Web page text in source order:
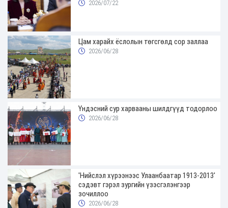
2026/07/22
Цам харайх ёслолын төгсгөлд сор заллаа
2026/06/28
Үндэсний сур харвааны шилдгүүд тодорлоо
2026/06/28
'Нийслэл хүрээнээс Улаанбаатар 1913-2013'
сэдэвт гэрэл зургийн үзэсгэлэнгээр
зочиллоо
2026/06/28